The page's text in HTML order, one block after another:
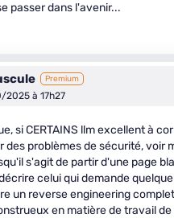
passer dans l'avenir...
Premium
2025 à 17h27
si CERTAINS llm excellent à
des problèmes de sécurité, voir
s'agit de partir d'une page
celui qui demande
un reverse engineering
en matière de travail